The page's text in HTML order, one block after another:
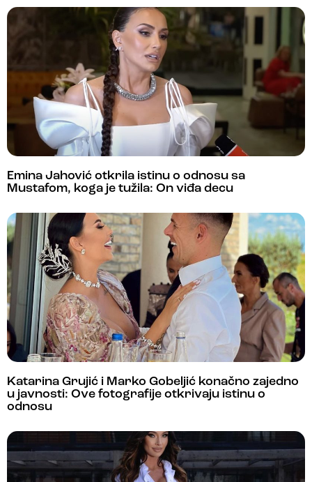
Emina Jahović otkrila istinu o odnosu sa
Mustafom, koga je tužila: On viđa decu
Katarina Grujić i Marko Gobeljić konačno zajedno
u javnosti: Ove fotografije otkrivaju istinu o
odnosu